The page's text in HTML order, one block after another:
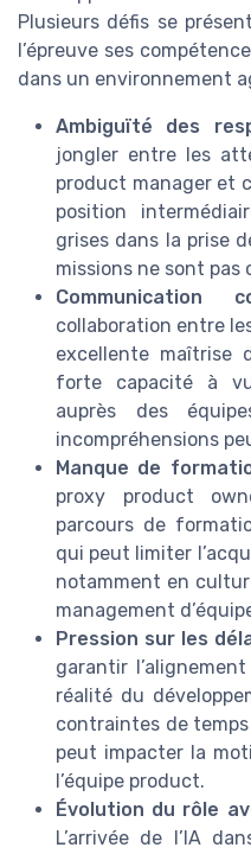
Plusieurs défis se
l’épreuve ses
dans un environnement
Ambiguïté des
jongler entre les
product manager et
position
grises dans la prise
missions ne sont pas
Communication
collaboration entre
excellente maîtrise
forte capacité à
auprès des
incompréhensions
Manque de
proxy product
parcours de
qui peut limiter
notamment en
management
Pression sur les
garantir
réalité du
contraintes de
peut impacter la
l’équipe product.
Évolution du rôle
L’arrivée de l’IA